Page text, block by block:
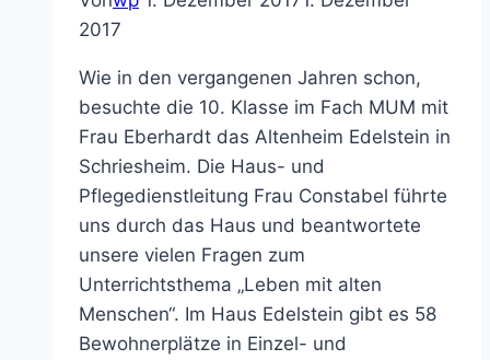
2017
Wie in den vergangenen Jahren schon,
besuchte die 10. Klasse im Fach MUM mit
Frau Eberhardt das Altenheim Edelstein in
Schriesheim. Die Haus- und
Pflegedienstleitung Frau Constabel führte
uns durch das Haus und beantwortete
unsere vielen Fragen zum
Unterrichtsthema „Leben mit alten
Menschen“. Im Haus Edelstein gibt es 58
Bewohnerplätze in Einzel- und